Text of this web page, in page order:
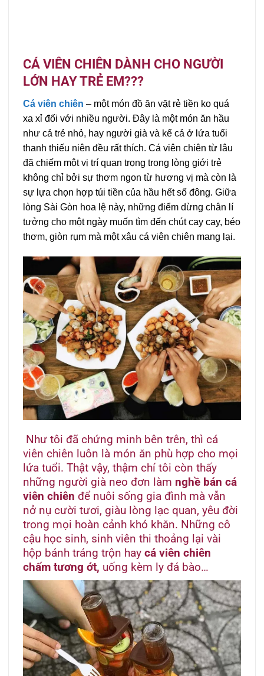
CÁ VIÊN CHIÊN DÀNH CHO NGƯỜI
LỚN HAY TRẺ EM???
Cá viên chiên – một món đồ ăn vặt rẻ tiền ko quá
xa xỉ đối với nhiều người. Đây là một món ăn hầu
như cả trẻ nhỏ, hay người già và kể cả ở lứa tuổi
thanh thiếu niên đều rất thích. Cá viên chiên từ lâu
đã chiếm một vị trí quan trọng trong lòng giới trẻ
không chỉ bởi sự thơm ngon từ hương vị mà còn là
sự lựa chọn hợp túi tiền của hầu hết số đông. Giữa
lòng Sài Gòn hoa lệ này, những điểm dừng chân lí
tưởng cho một ngày muốn tìm đến chút cay cay, béo
thơm, giòn rụm mà một xâu cá viên chiên mang lại.
Như tôi đã chứng minh bên trên, thì cá
viên chiên luôn là món ăn phù hợp cho mọi
lứa tuổi. Thật vậy, thậm chí tôi còn thấy
những người già neo đơn làm nghề bán cá
viên chiên để nuôi sống gia đình mà vẫn
nở nụ cười tươi, giàu lòng lạc quan, yêu đời
trong mọi hoàn cảnh khó khăn. Những cô
cậu học sinh, sinh viên thi thoảng lại vài
hộp bánh tráng trộn hay cá viên chiên
chấm tương ớt, uống kèm ly đá bào…